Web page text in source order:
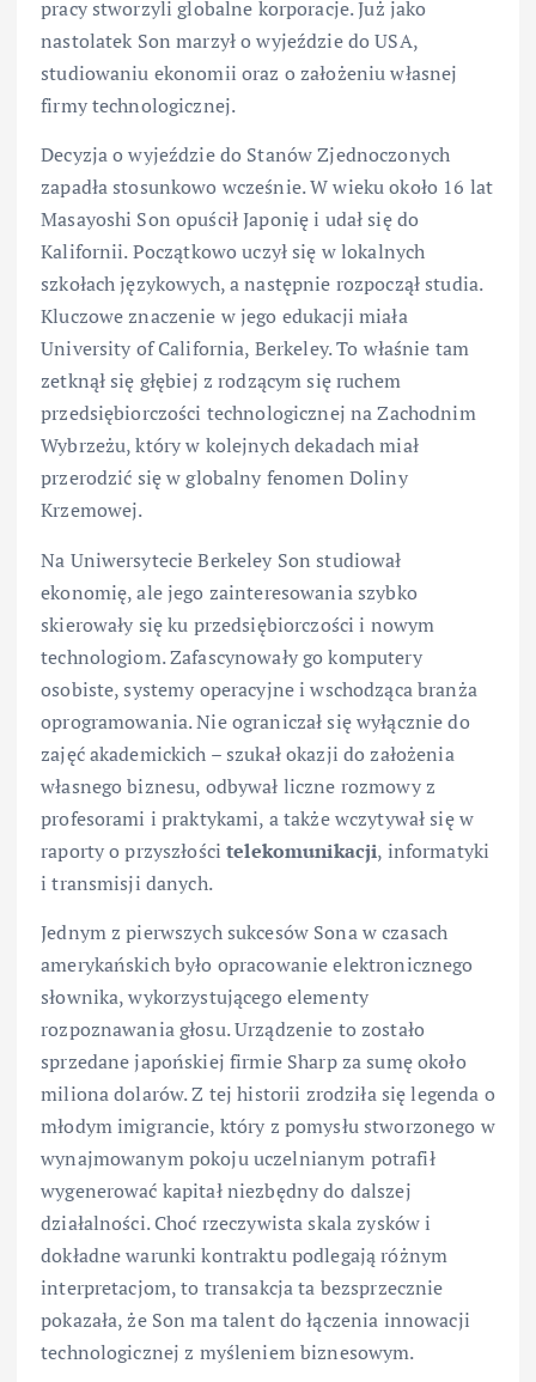
pracy stworzyli globalne korporacje. Już jako
nastolatek Son marzył o wyjeździe do USA,
studiowaniu ekonomii oraz o założeniu własnej
firmy technologicznej.
Decyzja o wyjeździe do Stanów Zjednoczonych
zapadła stosunkowo wcześnie. W wieku około 16 lat
Masayoshi Son opuścił Japonię i udał się do
Kalifornii. Początkowo uczył się w lokalnych
szkołach językowych, a następnie rozpoczął studia.
Kluczowe znaczenie w jego edukacji miała
University of California, Berkeley. To właśnie tam
zetknął się głębiej z rodzącym się ruchem
przedsiębiorczości technologicznej na Zachodnim
Wybrzeżu, który w kolejnych dekadach miał
przerodzić się w globalny fenomen Doliny
Krzemowej.
Na Uniwersytecie Berkeley Son studiował
ekonomię, ale jego zainteresowania szybko
skierowały się ku przedsiębiorczości i nowym
technologiom. Zafascynowały go komputery
osobiste, systemy operacyjne i wschodząca branża
oprogramowania. Nie ograniczał się wyłącznie do
zajęć akademickich – szukał okazji do założenia
własnego biznesu, odbywał liczne rozmowy z
profesorami i praktykami, a także wczytywał się w
raporty o przyszłościtelekomunikacji, informatyki
i transmisji danych.
Jednym z pierwszych sukcesów Sona w czasach
amerykańskich było opracowanie elektronicznego
słownika, wykorzystującego elementy
rozpoznawania głosu. Urządzenie to zostało
sprzedane japońskiej firmie Sharp za sumę około
miliona dolarów. Z tej historii zrodziła się legenda o
młodym imigrancie, który z pomysłu stworzonego w
wynajmowanym pokoju uczelnianym potrafił
wygenerować kapitał niezbędny do dalszej
działalności. Choć rzeczywista skala zysków i
dokładne warunki kontraktu podlegają różnym
interpretacjom, to transakcja ta bezsprzecznie
pokazała, że Son ma talent do łączenia innowacji
technologicznej z myśleniem biznesowym.